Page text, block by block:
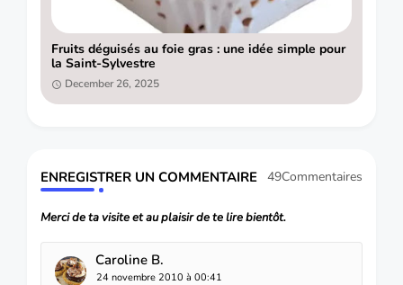
Fruits déguisés au foie gras : une idée simple pour
la Saint-Sylvestre
December 26, 2025
ENREGISTRER UN COMMENTAIRE 49Commentaires
Merci de ta visite et au plaisir de te lire bientôt.
Caroline B.
24 novembre 2010 à 00:41